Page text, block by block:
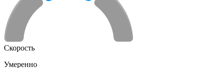
Скорость
Умеренно